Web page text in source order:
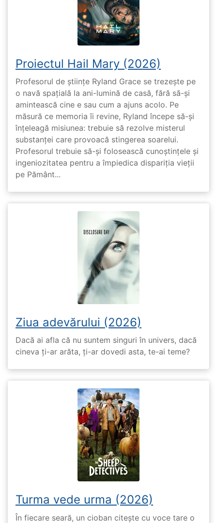
Proiectul Hail Mary (2026)
Profesorul de științe Ryland Grace se trezește pe
o navă spațială la ani-lumină de casă, fără să-și
amintească cine e sau cum a ajuns acolo. Pe
măsură ce memoria îi revine, Ryland începe să-și
înțeleagă misiunea: trebuie să rezolve misterul
substanței care provoacă stingerea soarelui.
Profesorul trebuie să-și folosească cunoștințele și
ingeniozitatea pentru a împiedica dispariția vieții
pe Pământ...
Ziua adevărului (2026)
Dacă ai afla că nu suntem singuri în univers, dacă
cineva ți-ar arăta, ți-ar dovedi asta, te-ai teme?
Turma vede urma (2026)
În fiecare seară, un cioban citește cu voce tare o